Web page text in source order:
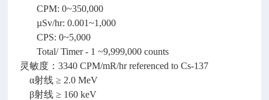
CPM: 0~350,000
µSv/hr: 0.001~1,000
CPS: 0~5,000
Total/ Timer - 1 ~9,999,000 counts
灵敏度：3340 CPM/mR/hr referenced to Cs-137
α射线 ≥ 2.0 MeV
β射线 ≥ 160 keV